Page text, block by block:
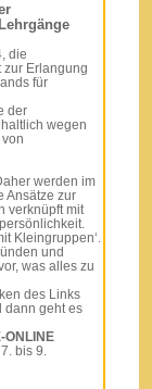
die
zur Erlangung
für
der
wegen
werden im
Ansätze zur
verknüpft mit
Kleingruppen‘.
und
was alles zu
des Links
dann geht es
ONLINE
bis 9.